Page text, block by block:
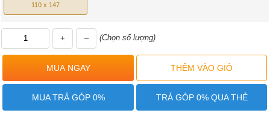
110 x 147
+ – (Chọn số lượng)
MUA TRẢ GÓP 0% TRẢ GÓP 0% QUA THẺ